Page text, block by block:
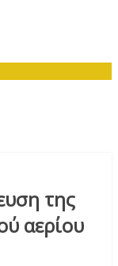
της
αερίου